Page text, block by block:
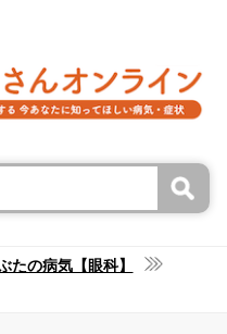
たの病気【眼科】